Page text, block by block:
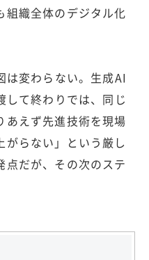
組織全体のデジタル化
変わらない。生成AI
して終わりでは、同じ
あえず先進技術を現場
がらない」という厳し
点だが、その次のステ